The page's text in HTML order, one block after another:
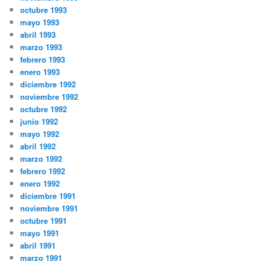
octubre 1993
mayo 1993
abril 1993
marzo 1993
febrero 1993
enero 1993
diciembre 1992
noviembre 1992
octubre 1992
junio 1992
mayo 1992
abril 1992
marzo 1992
febrero 1992
enero 1992
diciembre 1991
noviembre 1991
octubre 1991
mayo 1991
abril 1991
marzo 1991